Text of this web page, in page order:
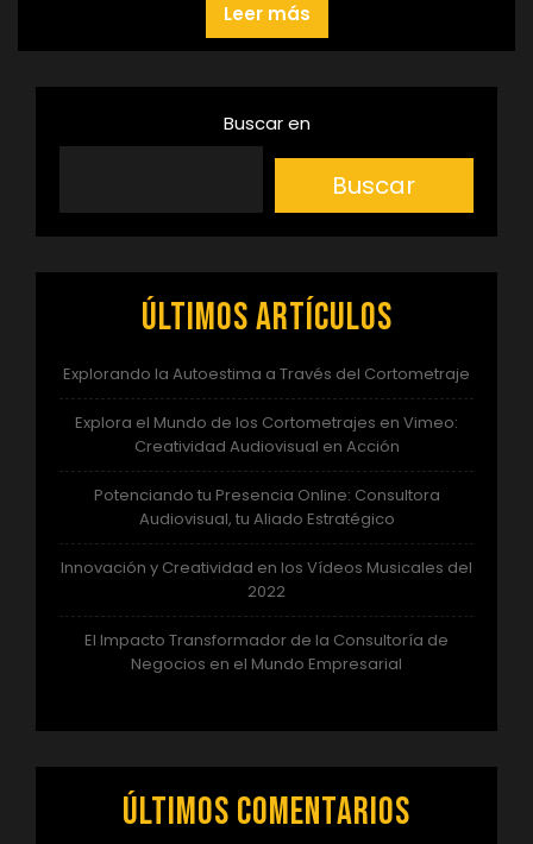
Leer más
Buscar en
Buscar
Últimos artículos
Explorando la Autoestima a Través del Cortometraje
Explora el Mundo de los Cortometrajes en Vimeo:
Creatividad Audiovisual en Acción
Potenciando tu Presencia Online: Consultora
Audiovisual, tu Aliado Estratégico
Innovación y Creatividad en los Vídeos Musicales del
2022
El Impacto Transformador de la Consultoría de
Negocios en el Mundo Empresarial
Últimos comentarios